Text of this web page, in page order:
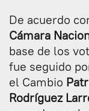
De acuerdo
Cámara
base de los
fue seguido
el Cambio
Rodríguez